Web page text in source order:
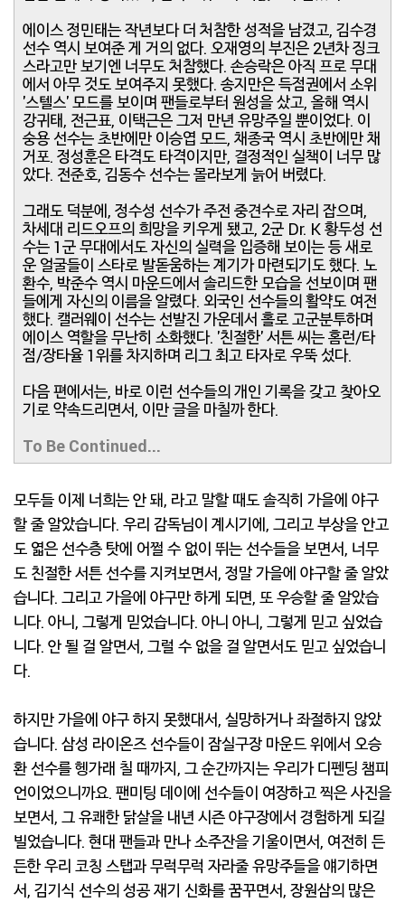
에이스 정민태는 작년보다 더 처참한 성적을 남겼고, 김수경
선수 역시 보여준 게 거의 없다. 오재영의 부진은 2년차 징크
스라고만 보기엔 너무도 처참했다. 손승락은 아직 프로 무대
에서 아무 것도 보여주지 못했다. 송지만은 득점권에서 소위
'스텔스' 모드를 보이며 팬들로부터 원성을 샀고, 올해 역시
강귀태, 전근표, 이택근은 그저 만년 유망주일 뿐이었다. 이
숭용 선수는 초반에만 이승엽 모드, 채종국 역시 초반에만 채
거포. 정성훈은 타격도 타격이지만, 결정적인 실책이 너무 많
았다. 전준호, 김동수 선수는 몰라보게 늙어 버렸다.
그래도 덕분에, 정수성 선수가 주전 중견수로 자리 잡으며,
차세대 리드오프의 희망을 키우게 됐고, 2군 Dr. K 황두성 선
수는 1군 무대에서도 자신의 실력을 입증해 보이는 등 새로
운 얼굴들이 스타로 발돋움하는 계기가 마련되기도 했다. 노
환수, 박준수 역시 마운드에서 솔리드한 모습을 선보이며 팬
들에게 자신의 이름을 알렸다. 외국인 선수들의 활약도 여전
했다. 캘러웨이 선수는 선발진 가운데서 홀로 고군분투하며
에이스 역할을 무난히 소화했다. '친절한' 서튼 씨는 홈런/타
점/장타율 1위를 차지하며 리그 최고 타자로 우뚝 섰다.
다음 편에서는, 바로 이런 선수들의 개인 기록을 갖고 찾아오
기로 약속드리면서, 이만 글을 마칠까 한다.
To Be Continued...
모두들 이제 너희는 안 돼, 라고 말할 때도 솔직히 가을에 야구
할 줄 알았습니다. 우리 감독님이 계시기에, 그리고 부상을 안고
도 엷은 선수층 탓에 어쩔 수 없이 뛰는 선수들을 보면서, 너무
도 친절한 서튼 선수를 지켜보면서, 정말 가을에 야구할 줄 알았
습니다. 그리고 가을에 야구만 하게 되면, 또 우승할 줄 알았습
니다. 아니, 그렇게 믿었습니다. 아니 아니, 그렇게 믿고 싶었습
니다. 안 될 걸 알면서, 그럴 수 없을 걸 알면서도 믿고 싶었습니
다.
하지만 가을에 야구 하지 못했대서, 실망하거나 좌절하지 않았
습니다. 삼성 라이온즈 선수들이 잠실구장 마운드 위에서 오승
환 선수를 헹가래 칠 때까지, 그 순간까지는 우리가 디펜딩 챔피
언이었으니까요. 팬미팅 데이에 선수들이 여장하고 찍은 사진을
보면서, 그 유쾌한 닭살을 내년 시즌 야구장에서 경험하게 되길
빌었습니다. 현대 팬들과 만나 소주잔을 기울이면서, 여전히 든
든한 우리 코칭 스탭과 무럭무럭 자라줄 유망주들을 얘기하면
서, 김기식 선수의 성공 재기 신화를 꿈꾸면서, 장원삼의 많은